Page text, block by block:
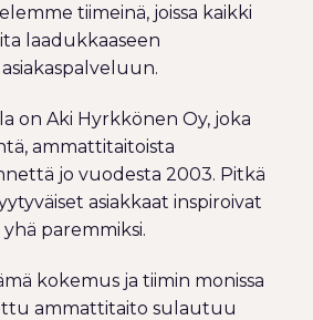
tiimeinä, joissa kaikki
laadukkaaseen
on Aki Hyrkkönen Oy, joka
ammattitaitoista
jo vuodesta 2003. Pitkä
asiakkaat inspiroivat
paremmiksi.
kokemus ja tiimin monissa
ammattitaito sulautuu